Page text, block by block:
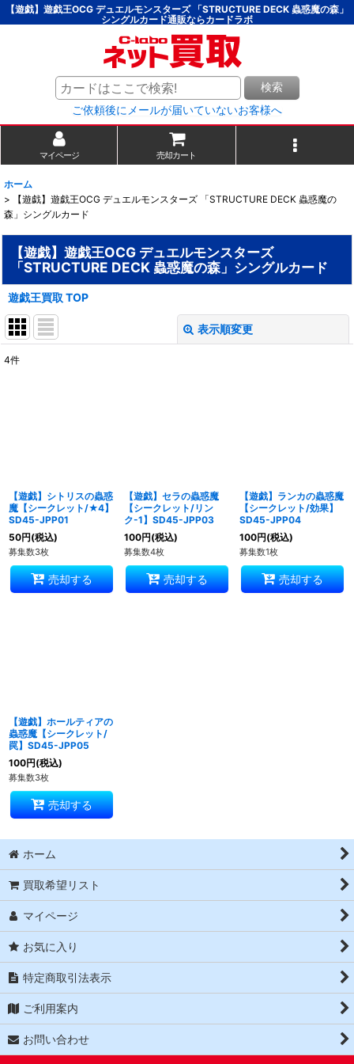
【遊戯】遊戯王OCG デュエルモンスターズ 「STRUCTURE DECK 蟲惑魔の森」
シングルカード通販ならカードラボ
検索
ご依頼後にメールが届いていないお客様へ
マイページ 売却カート
ホーム
>
【遊戯】遊戯王OCG デュエルモンスターズ 「STRUCTURE DECK 蟲惑魔の
森」シングルカード
【遊戯】遊戯王OCG デュエルモンスターズ
「STRUCTURE DECK 蟲惑魔の森」シングルカード
遊戯王買取 TOP
表示順変更
4件
【遊戯】シトリスの蟲惑
魔【シークレット/★4】
SD45-JPP01
50円(税込)
募集数3枚
売却する
【遊戯】セラの蟲惑魔
【シークレット/リン
ク-1】SD45-JPP03
100円(税込)
募集数4枚
売却する
【遊戯】ランカの蟲惑魔
【シークレット/効果】
SD45-JPP04
100円(税込)
募集数1枚
売却する
【遊戯】ホールティアの
蟲惑魔【シークレット/
罠】SD45-JPP05
100円(税込)
募集数3枚
売却する
ホーム
買取希望リスト
マイページ
お気に入り
特定商取引法表示
ご利用案内
お問い合わせ